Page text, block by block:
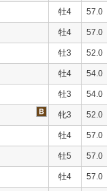
牡4 57.0
牡4 57.0
牡3 52.0
牡4 54.0
牡3 54.0
牝3 52.0
牡4 57.0
牡5 57.0
牡4 57.0